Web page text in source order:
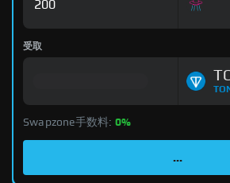
受取
Swapzone手数料: 0%
...